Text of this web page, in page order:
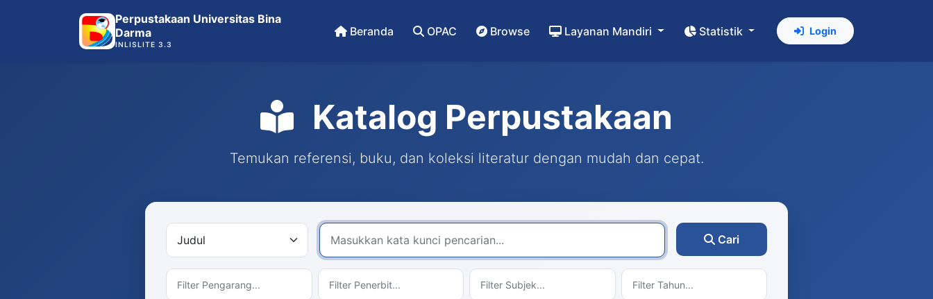
Perpustakaan Universitas Bina
Darma
INLISLITE 3.3
Beranda OPAC Browse Layanan Mandiri Statistik Login
Katalog Perpustakaan
Temukan referensi, buku, dan koleksi literatur dengan mudah dan cepat.
Cari